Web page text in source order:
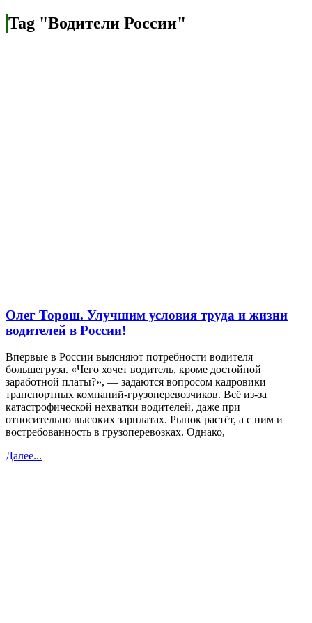
Tag "Водители России"
Олег Торош. Улучшим условия труда и жизни
водителей в России!
Впервые в России выясняют потребности водителя
большегруза. «Чего хочет водитель, кроме достойной
заработной платы?», — задаются вопросом кадровики
транспортных компаний-грузоперевозчиков. Всё из-за
катастрофической нехватки водителей, даже при
относительно высоких зарплатах. Рынок растёт, а с ним и
востребованность в грузоперевозках. Однако,
Далее...